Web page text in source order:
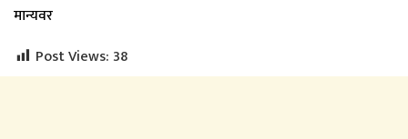
मान्यवर
Post Views:38